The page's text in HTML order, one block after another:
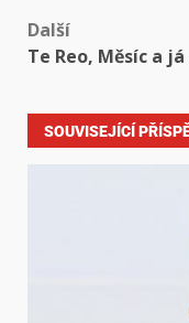
Další
Te Reo, Měsíc a
SOUVISEJÍCÍ